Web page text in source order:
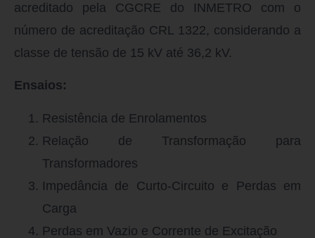
acreditado pela CGCRE do INMETRO com o
número de acreditação CRL 1322, considerando a
classe de tensão de 15 kV até 36,2 kV.
Ensaios:
Resistência de Enrolamentos
Relação de Transformação para
Transformadores
Impedância de Curto-Circuito e Perdas em
Carga
Perdas em Vazio e Corrente de Excitação